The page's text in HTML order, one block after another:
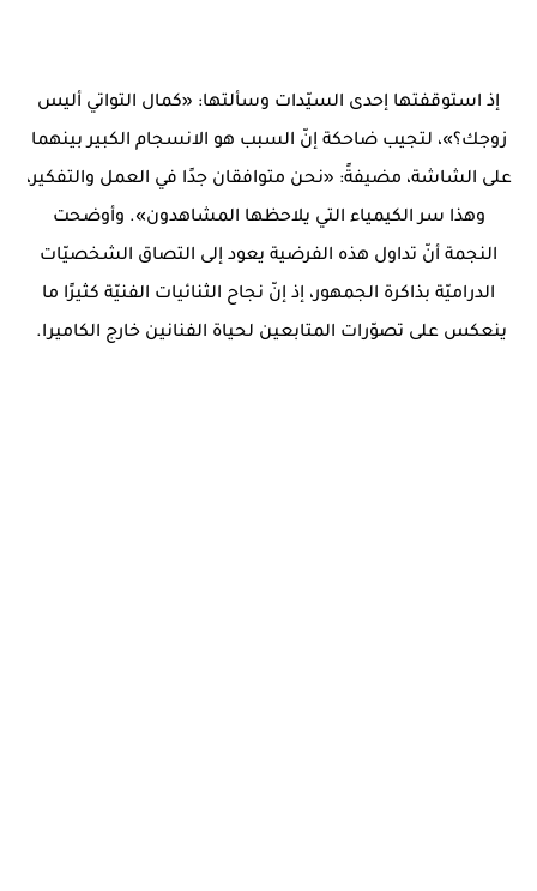
إذ استوقفتها إحدى السيّدات وسألتها: «كمال التواتي أليس
زوجك؟»، لتجيب ضاحكة إنّ السبب هو الانسجام الكبير بينهما
على الشاشة، مضيفةً: «نحن متوافقان جدًا في العمل والتفكير،
وهذا سر الكيمياء التي يلاحظها المشاهدون». وأوضحت
النجمة أنّ تداول هذه الفرضية يعود إلى التصاق الشخصيّات
الدراميّة بذاكرة الجمهور، إذ إنّ نجاح الثنائيات الفنيّة كثيرًا ما
ينعكس على تصوّرات المتابعين لحياة الفنانين خارج الكاميرا.